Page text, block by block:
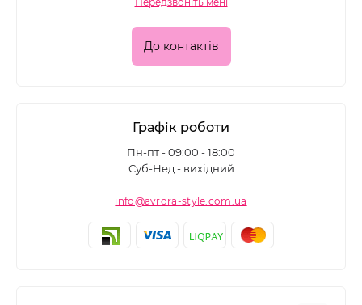
До контактів
Графік роботи
Пн-пт - 09:00 - 18:00
Суб-Нед - вихідний
info@avrora-style.com.ua